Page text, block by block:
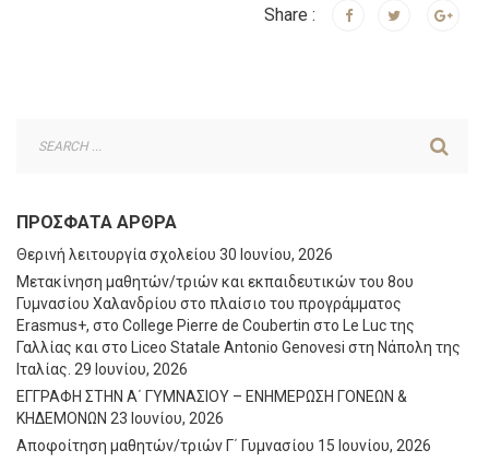
Share :
ΠΡΌΣΦΑΤΑ ΆΡΘΡΑ
Θερινή λειτουργία σχολείου 30 Ιουνίου, 2026
Μετακίνηση μαθητών/τριών και εκπαιδευτικών του 8ου
Γυμνασίου Χαλανδρίου στο πλαίσιο του προγράμματος
Erasmus+, στο College Pierre de Coubertin στο Le Luc της
Γαλλίας και στο Liceo Statale Antonio Genovesi στη Νάπολη της
Ιταλίας. 29 Ιουνίου, 2026
ΕΓΓΡΑΦΗ ΣΤΗΝ Α΄ ΓΥΜΝΑΣΙΟΥ – ΕΝΗΜΕΡΩΣΗ ΓΟΝΕΩΝ &
ΚΗΔΕΜΟΝΩΝ 23 Ιουνίου, 2026
Αποφοίτηση μαθητών/τριών Γ΄ Γυμνασίου 15 Ιουνίου, 2026